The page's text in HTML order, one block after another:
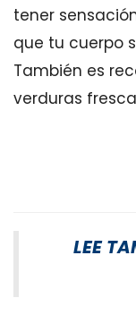
tener
que tu cuerpo
También es
verduras
LEE